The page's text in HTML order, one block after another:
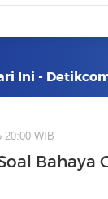
Ini -
20:00 WIB
Bahaya